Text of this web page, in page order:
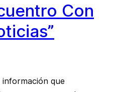
Con
que